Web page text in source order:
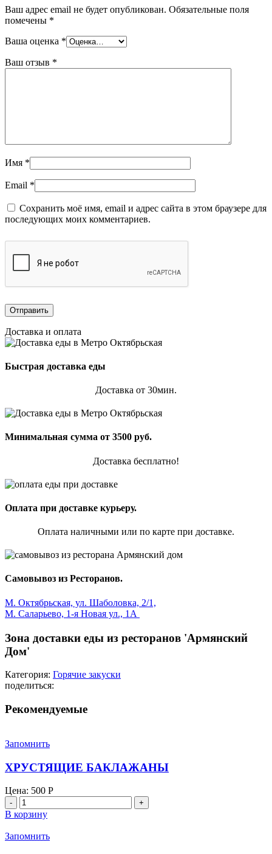
Ваш адрес email не будет опубликован. Обязательные поля
помечены *
Ваша оценка *
Ваш отзыв *
Имя *
Email *
Сохранить моё имя, email и адрес сайта в этом браузере для
последующих моих комментариев.
Доставка и оплата
Быстрая доставка еды
Доставка от 30мин.
Минимальная сумма от 3500 руб.
Доставка бесплатно!
Оплата при доставке курьеру.
Оплата наличными или по карте при доставке.
Самовывоз из Ресторанов.
М. Октябрьская, ул. Шаболовка, 2/1,
М. Саларьево, 1-я Новая ул., 1А
Зона доставки еды из ресторанов 'Армянский
Дом'
Категория: Горячие закуски
поделиться:
Рекомендуемые
Запомнить
ХРУСТЯЩИЕ БАКЛАЖАНЫ
Цена: 500 Р
Количество
товара
ХРУСТЯЩИЕ
БАКЛАЖАНЫ
В корзину
Запомнить